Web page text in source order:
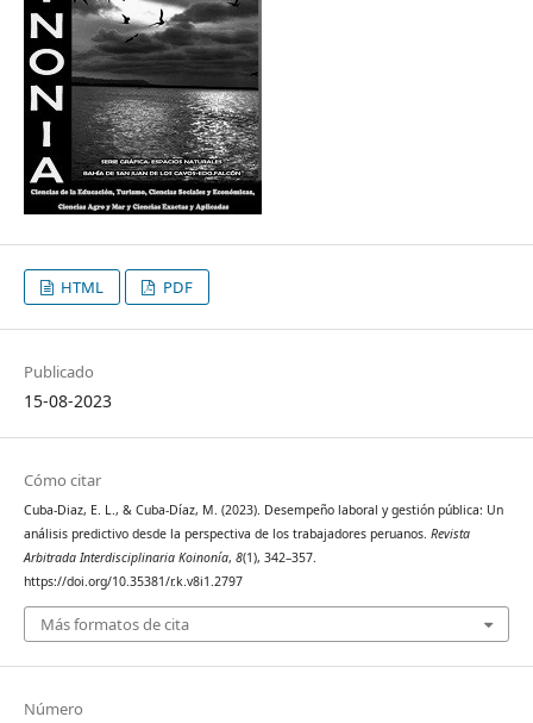
HTML PDF
Publicado
15-08-2023
Cómo citar
Cuba-Diaz, E. L., & Cuba-Díaz, M. (2023). Desempeño laboral y gestión pública: Un
análisis predictivo desde la perspectiva de los trabajadores peruanos. Revista
Arbitrada Interdisciplinaria Koinonía, 8(1), 342–357.
https://doi.org/10.35381/r.k.v8i1.2797
Más formatos de cita
Número